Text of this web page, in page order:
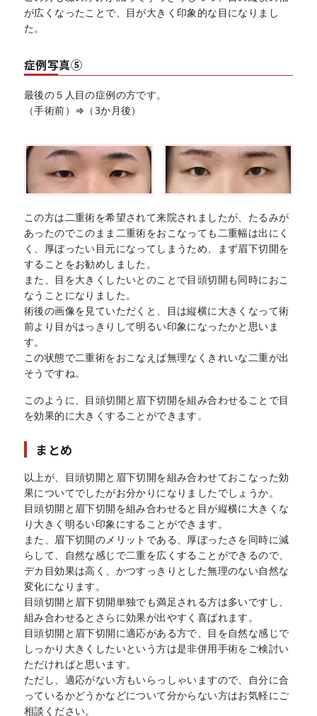
が広くなったことで、目が大きく印象的な目になりまし
た。
症例写真⑤
最後の５人目の症例の方です。
（手術前）⇒（3か月後）
この方は二重術を希望されて来院されましたが、たるみが
あったのでこのまま二重術をおこなっても二重幅は出にく
く、厚ぼったい目元になってしまうため、まず眉下切開を
することをお勧めしました。
また、目を大きくしたいとのことで目頭切開も同時におこ
なうことになりました。
術後の画像を見ていただくと、目は縦横に大きくなって術
前より目がはっきりして明るい印象になったかと思いま
す。
この状態で二重術をおこなえば無理なくきれいな二重が出
そうですね。
このように、目頭切開と眉下切開を組み合わせることで目
を効果的に大きくすることができます。
まとめ
以上が、目頭切開と眉下切開を組み合わせておこなった効
果についてでしたがお分かりになりましたでしょうか。
目頭切開と眉下切開を組み合わせると目が縦横に大きくな
り大きく明るい印象にすることができます。
また、眉下切開のメリットである、厚ぼったさを同時に減
らして、自然な感じで二重を広くすることができるので、
デカ目効果は高く、かつすっきりとした無理のない自然な
変化になります。
目頭切開と眉下切開単独でも満足される方は多いですし、
組み合わせるとさらに効果が出やすく喜ばれます。
目頭切開と眉下切開に適応がある方で、目を自然な感じで
しっかり大きくしたいという方は是非併用手術をご検討い
ただければと思います。
ただし、適応がない方もいらっしゃいますので、自分に合
っているかどうかなどについて分からない方はお気軽にご
相談ください。